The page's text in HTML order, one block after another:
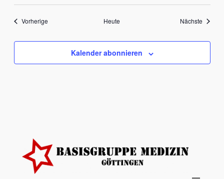
VorherigeVeranstaltungen Heute Nächste
Kalender abonnieren